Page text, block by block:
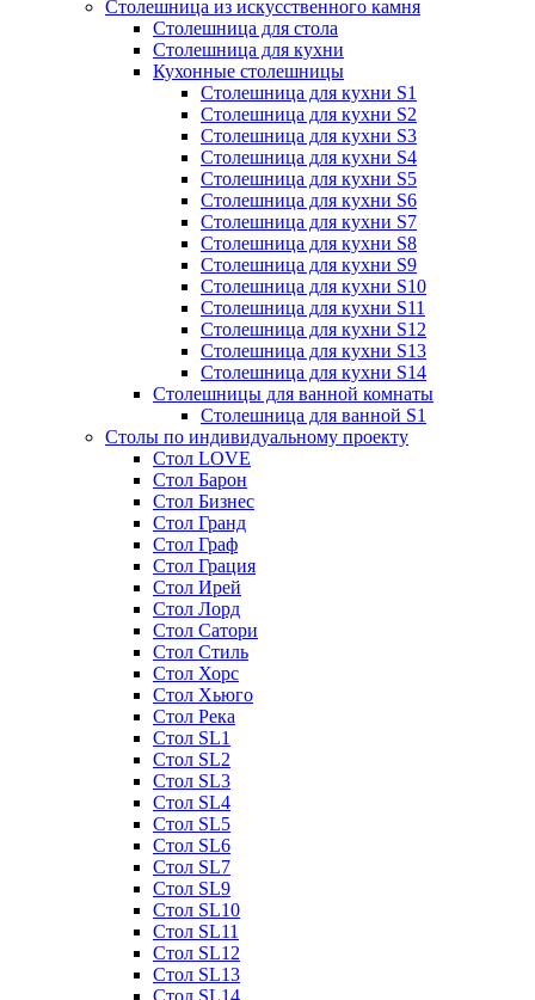
Столешница из искусственного камня
Столешница для стола
Столешница для кухни
Кухонные столешницы
Столешница для кухни S1
Столешница для кухни S2
Столешница для кухни S3
Столешница для кухни S4
Столешница для кухни S5
Столешница для кухни S6
Столешница для кухни S7
Столешница для кухни S8
Столешница для кухни S9
Столешница для кухни S10
Столешница для кухни S11
Столешница для кухни S12
Столешница для кухни S13
Столешница для кухни S14
Столешницы для ванной комнаты
Столешница для ванной S1
Столы по индивидуальному проекту
Стол LOVE
Стол Барон
Стол Бизнес
Стол Гранд
Стол Граф
Стол Грация
Стол Ирей
Стол Лорд
Стол Сатори
Стол Стиль
Стол Хорс
Стол Хьюго
Стол Река
Стол SL1
Стол SL2
Стол SL3
Стол SL4
Стол SL5
Стол SL6
Стол SL7
Стол SL9
Стол SL10
Стол SL11
Стол SL12
Стол SL13
Стол SL14